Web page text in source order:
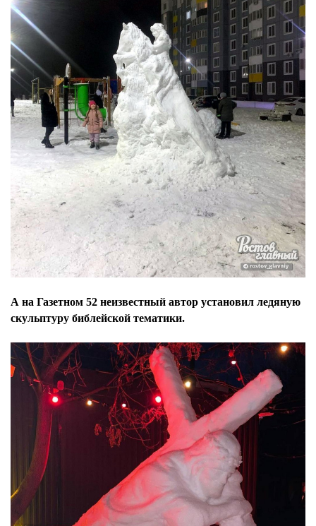
А на Газетном 52 неизвестный автор установил ледяную
скульптуру библейской тематики.